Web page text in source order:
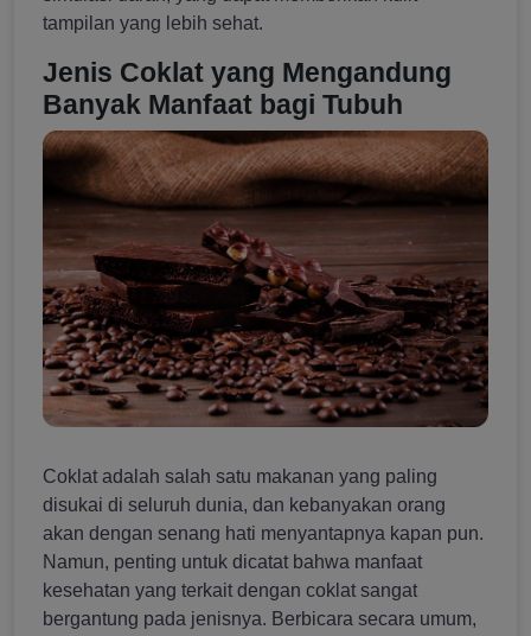
tampilan yang lebih sehat.
Jenis Coklat yang Mengandung
Banyak Manfaat bagi Tubuh
Coklat adalah salah satu makanan yang paling
disukai di seluruh dunia, dan kebanyakan orang
akan dengan senang hati menyantapnya kapan pun.
Namun, penting untuk dicatat bahwa manfaat
kesehatan yang terkait dengan coklat sangat
bergantung pada jenisnya. Berbicara secara umum,